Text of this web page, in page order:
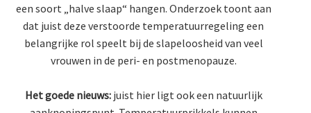
een soort „halve slaap“ hangen. Onderzoek toont aan
dat juist deze verstoorde temperatuurregeling een
belangrijke rol speelt bij de slapeloosheid van veel
vrouwen in de peri- en postmenopauze.
Het goede nieuws:juist hier ligt ook een natuurlijk